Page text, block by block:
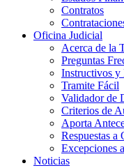
Contratos
Oficina Judicial
Acerca de la
Preguntas
Instructivos y
Tramite Fácil
Validador de
Criterios de
Aporta
Respuestas a
Excepciones
Noticias